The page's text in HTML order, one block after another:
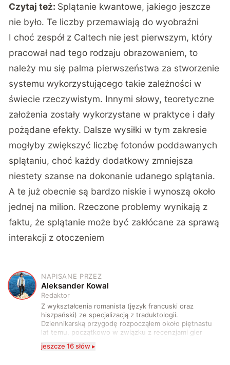
Czytaj też: Splątanie kwantowe, jakiego jeszcze
nie było. Te liczby przemawiają do wyobraźni
I choć zespół z Caltech nie jest pierwszym, który
pracował nad tego rodzaju obrazowaniem, to
należy mu się palma pierwszeństwa za stworzenie
systemu wykorzystującego takie zależności w
świecie rzeczywistym. Innymi słowy, teoretyczne
założenia zostały wykorzystane w praktyce i dały
pożądane efekty. Dalsze wysiłki w tym zakresie
mogłyby zwiększyć liczbę fotonów poddawanych
splątaniu, choć każdy dodatkowy zmniejsza
niestety szanse na dokonanie udanego splątania.
A te już obecnie są bardzo niskie i wynoszą około
jednej na milion. Rzeczone problemy wynikają z
faktu, że splątanie może być zakłócane za sprawą
interakcji z otoczeniem
A
NAPISANE PRZEZ
Aleksander Kowal
Redaktor
Z wykształcenia romanista (język francuski oraz
hiszpański) ze specjalizacją z traduktologii.
Dziennikarską przygodę rozpocząłem około piętnastu
lat temu, początkowo w związku z recenzjami gier
zdecydowanie częściej na tematy związane z nauką
jeszcze 16 słów ▸